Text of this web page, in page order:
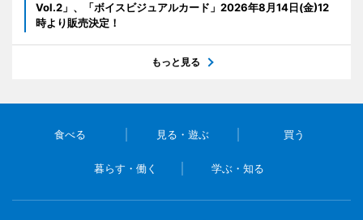
Vol.2」、「ボイスビジュアルカード」2026年8月14日(金)12
時より販売決定！
もっと見る
食べる 見る・遊ぶ 買う
暮らす・働く 学ぶ・知る